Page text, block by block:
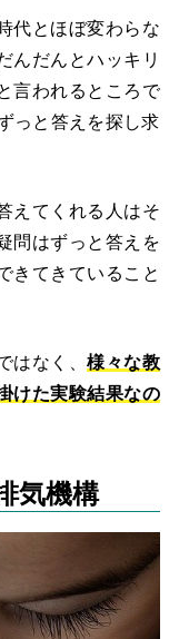
代とほぼ変わらな
だんとハッキリ
言われるところで
っと答えを探し求
えてくれる人はそ
問はずっと答えを
きてきていること
はなく、様々な教
けた実験結果なの
気機構